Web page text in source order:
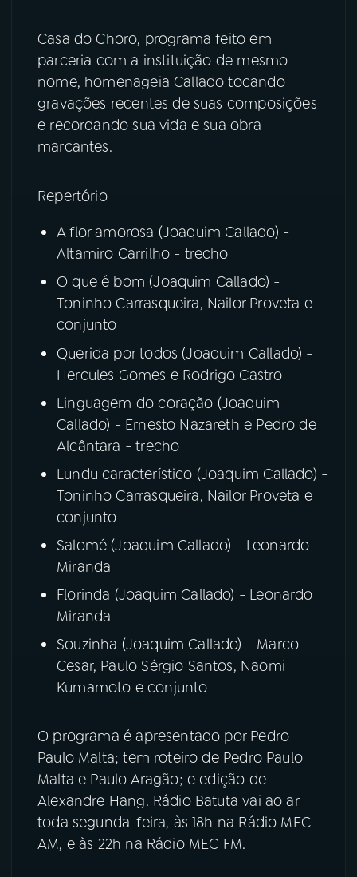
Casa do Choro, programa feito em
parceria com a instituição de mesmo
nome, homenageia Callado tocando
gravações recentes de suas composições
e recordando sua vida e sua obra
marcantes.
Repertório
A flor amorosa (Joaquim Callado) -
Altamiro Carrilho - trecho
O que é bom (Joaquim Callado) -
Toninho Carrasqueira, Nailor Proveta e
conjunto
Querida por todos (Joaquim Callado) -
Hercules Gomes e Rodrigo Castro
Linguagem do coração (Joaquim
Callado) - Ernesto Nazareth e Pedro de
Alcântara - trecho
Lundu característico (Joaquim Callado) -
Toninho Carrasqueira, Nailor Proveta e
conjunto
Salomé (Joaquim Callado) - Leonardo
Miranda
Florinda (Joaquim Callado) - Leonardo
Miranda
Souzinha (Joaquim Callado) - Marco
Cesar, Paulo Sérgio Santos, Naomi
Kumamoto e conjunto
O programa é apresentado por Pedro
Paulo Malta; tem roteiro de Pedro Paulo
Malta e Paulo Aragão; e edição de
Alexandre Hang. Rádio Batuta vai ao ar
toda segunda-feira, às 18h na Rádio MEC
AM, e às 22h na Rádio MEC FM.